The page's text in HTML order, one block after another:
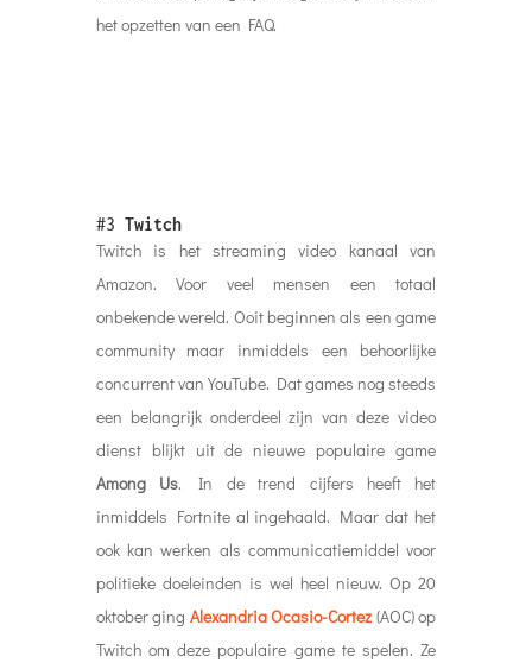
het opzetten van een FAQ.
#3 Twitch
Twitch is het streaming video kanaal van
Amazon. Voor veel mensen een totaal
onbekende wereld. Ooit beginnen als een game
community maar inmiddels een behoorlijke
concurrent van YouTube. Dat games nog steeds
een belangrijk onderdeel zijn van deze video
dienst blijkt uit de nieuwe populaire game
Among Us. In de trend cijfers heeft het
inmiddels Fortnite al ingehaald. Maar dat het
ook kan werken als communicatiemiddel voor
politieke doeleinden is wel heel nieuw. Op 20
oktober ging Alexandria Ocasio-Cortez (AOC) op
Twitch om deze populaire game te spelen. Ze